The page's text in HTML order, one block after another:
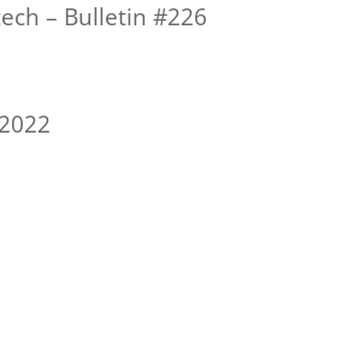
– Bulletin #226